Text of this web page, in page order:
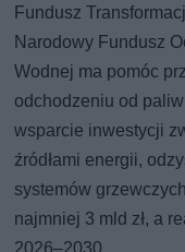
Fundusz
Narodowy Fundusz
Wodnej ma pomóc
odchodzeniu od
wsparcie inwestycji
źródłami energii,
systemów
najmniej 3 mld zł, a